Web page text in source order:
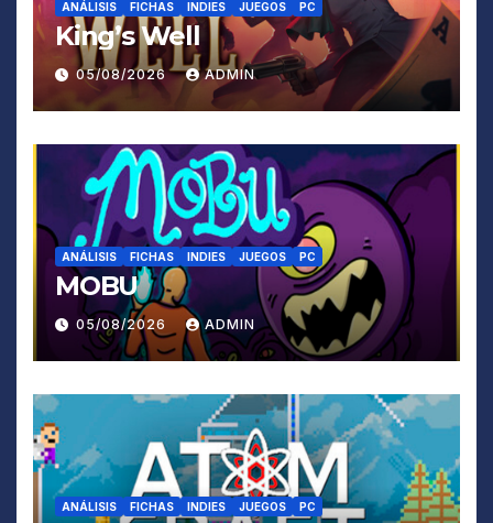
ANÁLISIS FICHAS INDIES JUEGOS PC
King’s Well
05/08/2026 ADMIN
ANÁLISIS FICHAS INDIES JUEGOS PC
MOBU
05/08/2026 ADMIN
ANÁLISIS FICHAS INDIES JUEGOS PC